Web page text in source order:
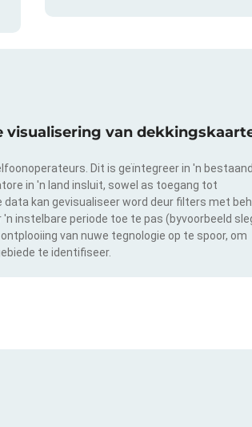
visualisering van
Dit is geïntegreer in 'n
in 'n land insluit, sowel as toegang tot
kan gevisualiseer word deur filters met
'n instelbare periode toe te pas (byvoorbeeld
van nuwe tegnologie op te spoor, om
te identifiseer.